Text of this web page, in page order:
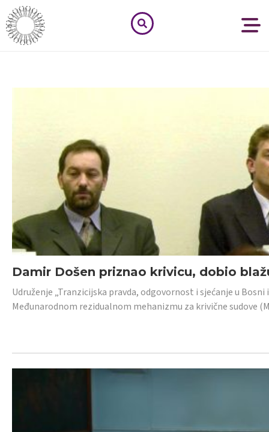
Damir Došen priznao krivicu, dobio
Udruženje „Tranzicijska pravda, odgovornost i sjećanje u
Međunarodnom rezidualnom mehanizmu za krivične sudove